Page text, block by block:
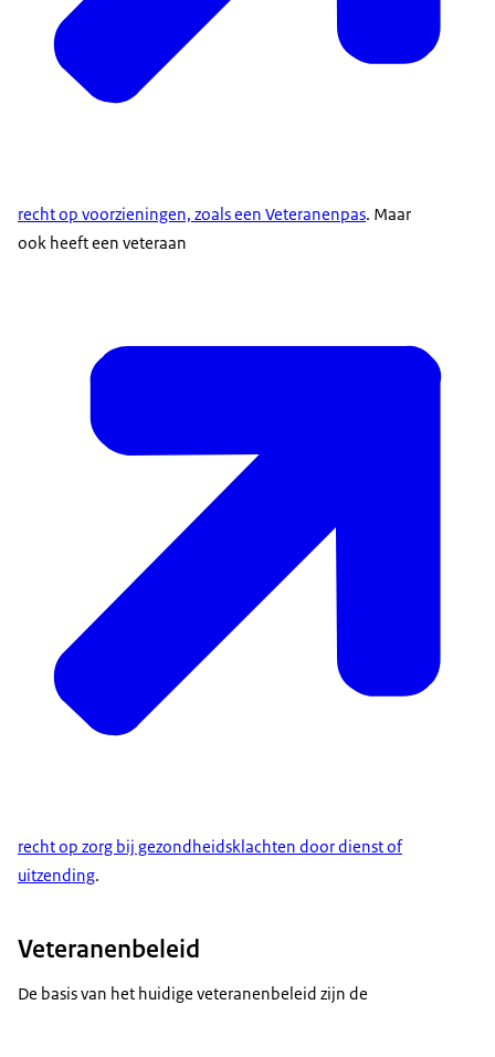
recht op voorzieningen, zoals een Veteranenpas. Maar
ook heeft een veteraan
recht op zorg bij gezondheidsklachten door dienst of
uitzending.
Veteranenbeleid
De basis van het huidige veteranenbeleid zijn de